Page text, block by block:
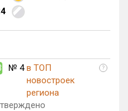
№ 4 в ТОП
новостроек
региона
?